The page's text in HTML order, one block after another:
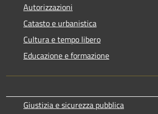
Autorizzazioni
Catasto e urbanistica
Cultura e tempo libero
Educazione e formazione
Giustizia e sicurezza pubblica